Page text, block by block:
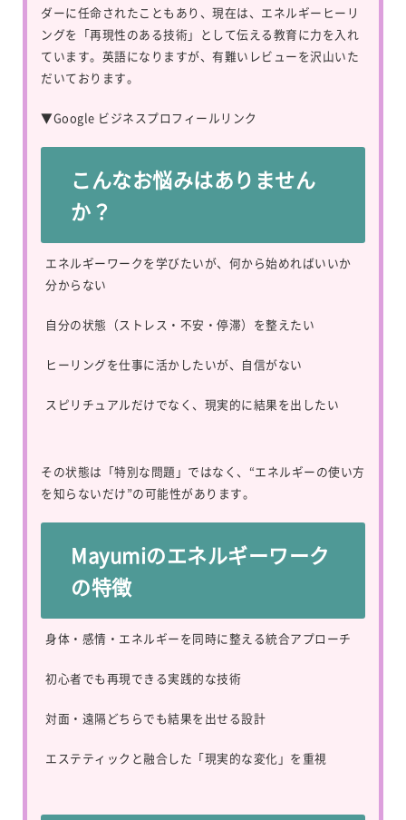
ダーに任命されたこともあり、現在は、エネルギーヒーリ
ングを「再現性のある技術」として伝える教育に力を入れ
ています。英語になりますが、有難いレビューを沢山いた
だいております。
▼Google ビジネスプロフィールリンク
こんなお悩みはありません
か？
エネルギーワークを学びたいが、何から始めればいいか
分からない
自分の状態（ストレス・不安・停滞）を整えたい
ヒーリングを仕事に活かしたいが、自信がない
スピリチュアルだけでなく、現実的に結果を出したい
その状態は「特別な問題」ではなく、“エネルギーの使い方
を知らないだけ”の可能性があります。
Mayumiのエネルギーワーク
の特徴
身体・感情・エネルギーを同時に整える統合アプローチ
初心者でも再現できる実践的な技術
対面・遠隔どちらでも結果を出せる設計
エステティックと融合した「現実的な変化」を重視